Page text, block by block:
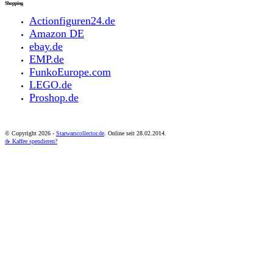
Shopping
Actionfiguren24.de
Amazon DE
ebay.de
EMP.de
FunkoEurope.com
LEGO.de
Proshop.de
© Copyright 2026 - Starwarscollector.de . Online seit 28.02.2014.
☕ Kaffee spendieren?